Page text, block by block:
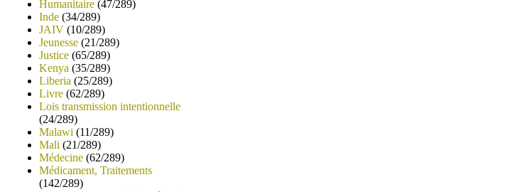
Humanitaire (47/289)
Inde (34/289)
JAIV (10/289)
Jeunesse (21/289)
Justice (65/289)
Kenya (35/289)
Liberia (25/289)
Livre (62/289)
Lois transmission intentionnelle
(24/289)
Malawi (11/289)
Mali (21/289)
Médecine (62/289)
Médicament, Traitements
(142/289)